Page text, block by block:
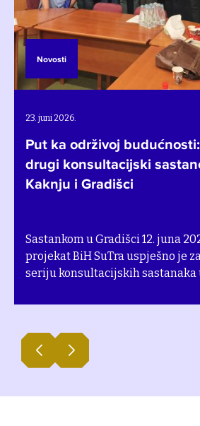
Novosti
28. maj 2026.
Bh. zajednice u posjeti
prikupljaju ideje o održivoj
Predstavnici iz sedam
gradova u Bosni i Hercegovini
doputovali u Švedsku u okviru
Štokholmski institut za okoliš